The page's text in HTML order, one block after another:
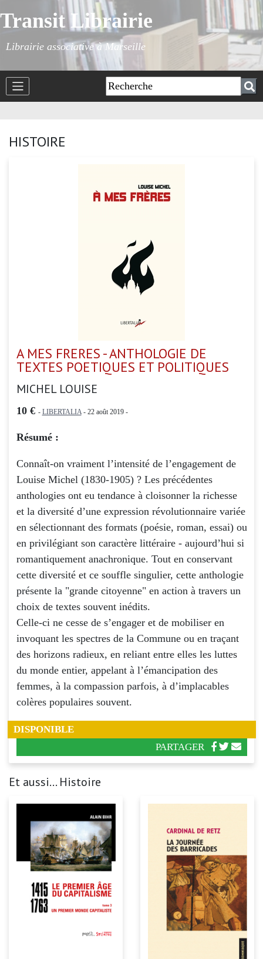
Transit Librairie
Librairie associative à Marseille
HISTOIRE
A MES FRERES - ANTHOLOGIE DE
TEXTES POETIQUES ET POLITIQUES
MICHEL LOUISE
10 € - LIBERTALIA- 22 août 2019 -
Résumé :
Connaît-on vraiment l’intensité de l’engagement de
Louise Michel (1830-1905) ? Les précédentes
anthologies ont eu tendance à cloisonner la richesse
et la diversité d’une expression révolutionnaire variée
en sélectionnant des formats (poésie, roman, essai) ou
en privilégiant son caractère littéraire - aujourd’hui si
romantiquement anachronique. Tout en conservant
cette diversité et ce souffle singulier, cette anthologie
présente la "grande citoyenne" en action à travers un
choix de textes souvent inédits.
Celle-ci ne cesse de s’engager et de mobiliser en
invoquant les spectres de la Commune ou en traçant
des horizons radieux, en reliant entre elles les luttes
du monde entier, appelant à l’émancipation des
femmes, à la compassion parfois, à d’implacables
colères populaires souvent.
DISPONIBLE
PARTAGER
Et aussi... Histoire